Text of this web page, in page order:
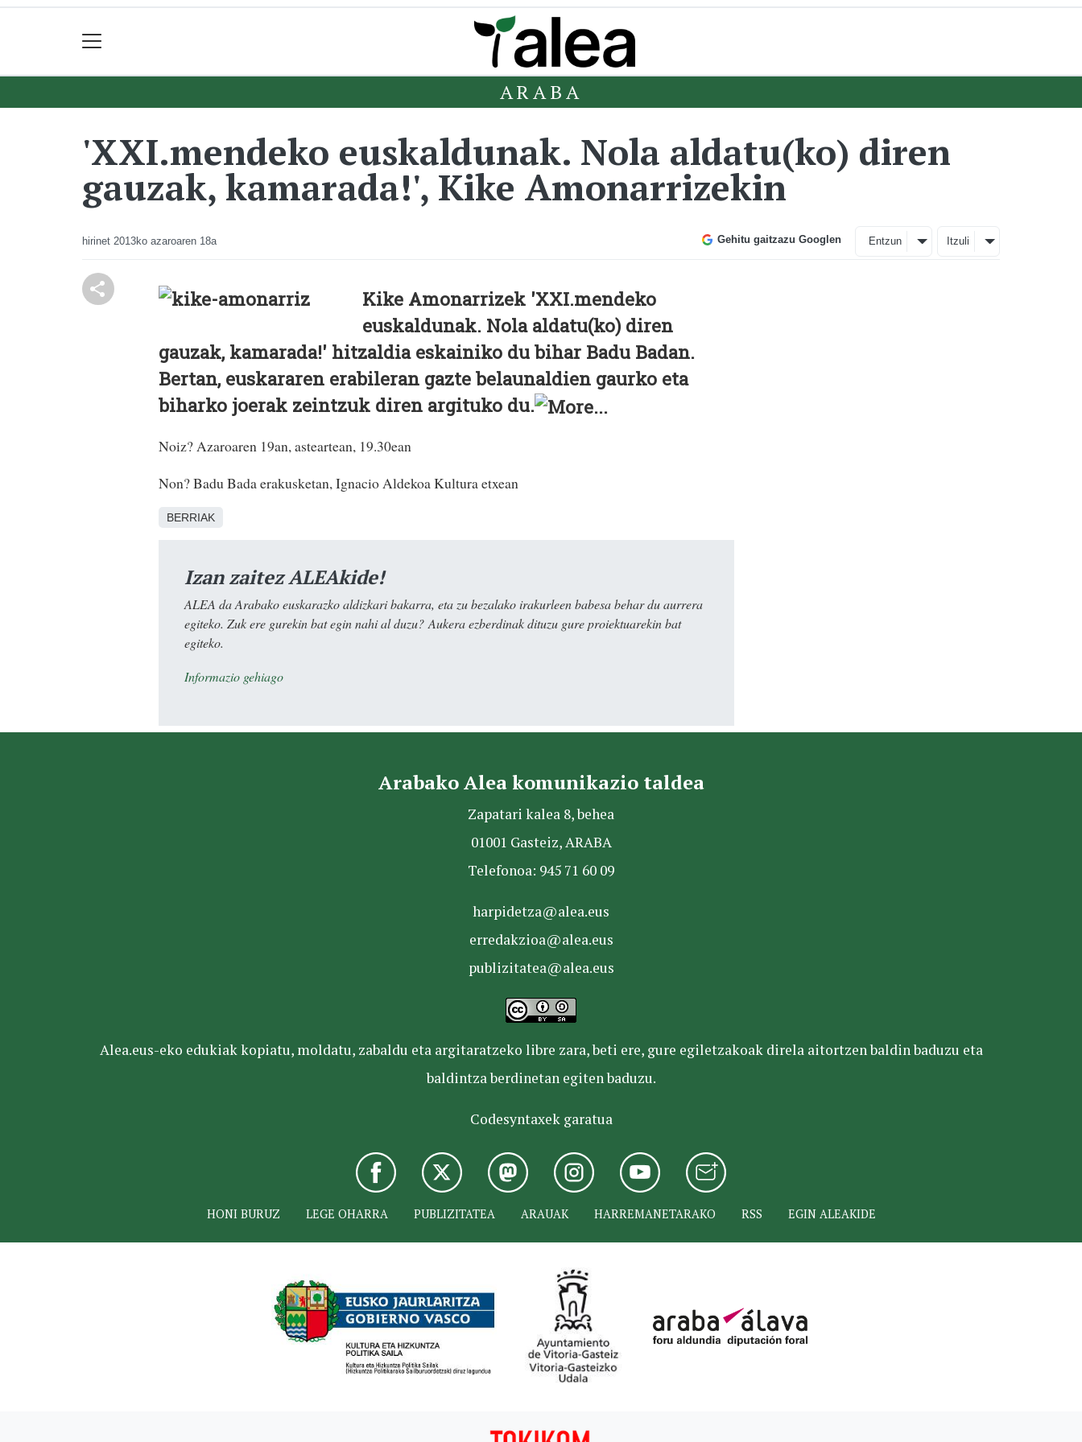
ARABA
'XXI.mendeko euskaldunak. Nola aldatu(ko) diren
gauzak, kamarada!', Kike Amonarrizekin
hirinet 2013ko azaroaren 18a Gehitu gaitzazu Googlen Entzun Itzuli
Kike Amonarrizek 'XXI.mendeko
euskaldunak. Nola aldatu(ko) diren
gauzak, kamarada!' hitzaldia eskainiko du bihar Badu Badan.
Bertan, euskararen erabileran gazte belaunaldien gaurko eta
biharko joerak zeintzuk diren argituko du.
Noiz? Azaroaren 19an, asteartean, 19.30ean
Non? Badu Bada erakusketan, Ignacio Aldekoa Kultura etxean
BERRIAK
Izan zaitez ALEAkide!
ALEA da Arabako euskarazko aldizkari bakarra, eta zu bezalako irakurleen babesa behar du aurrera
egiteko. Zuk ere gurekin bat egin nahi al duzu? Aukera ezberdinak dituzu gure proiektuarekin bat
egiteko.
Informazio gehiago
Arabako Alea komunikazio taldea
Zapatari kalea 8, behea
01001 Gasteiz, ARABA
Telefonoa: 945 71 60 09
harpidetza@alea.eus
erredakzioa@alea.eus
publizitatea@alea.eus
Alea.eus-eko edukiak kopiatu, moldatu, zabaldu eta argitaratzeko libre zara, beti ere, gure egiletzakoak direla aitortzen baldin baduzu eta
baldintza berdinetan egiten baduzu.
Codesyntaxek garatua
HONI BURUZ LEGE OHARRA PUBLIZITATEA ARAUAK HARREMANETARAKO RSS EGIN ALEAKIDE